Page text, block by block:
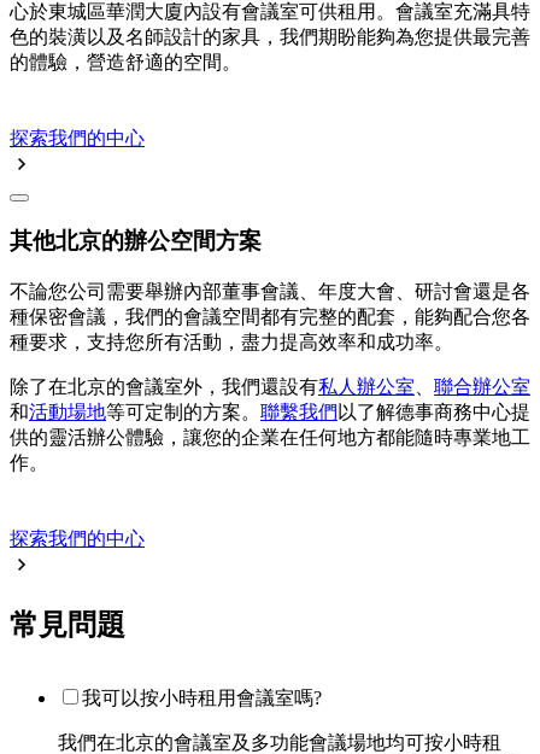
心於東城區華潤大廈內設有會議室可供租用。會議室充滿具特
色的裝潢以及名師設計的家具，我們期盼能夠為您提供最完善
的體驗，營造舒適的空間。
探索我們的中心
其他北京的辦公空間方案
不論您公司需要舉辦內部董事會議、年度大會、研討會還是各
種保密會議，我們的會議空間都有完整的配套，能夠配合您各
種要求，支持您所有活動，盡力提高效率和成功率。
除了在北京的會議室外，我們還設有私人辦公室
聯合辦公室
和活動場地等可定制的方案。 聯繫我們 以了解德事商務中心提
供的靈活辦公體驗，讓您的企業在任何地方都能隨時專業地工
作。
探索我們的中心
常見問題
我可以按小時租用會議室嗎?
我們在北京的會議室及多功能會議場地均可按小時租